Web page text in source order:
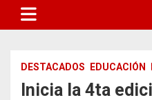
DESTACADOS EDUCACIÓN
Inicia la 4ta